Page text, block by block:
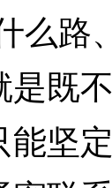
么路
是既
能坚